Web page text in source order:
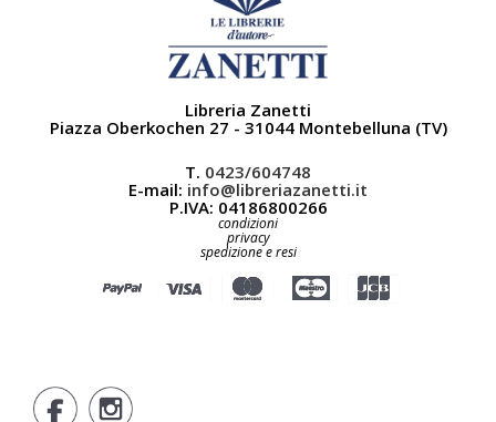
Libreria Zanetti
Piazza Oberkochen 27 - 31044 Montebelluna (TV)
T. 0423/604748
E-mail: info@libreriazanetti.it
P.IVA: 04186800266
condizioni
privacy
spedizione e resi